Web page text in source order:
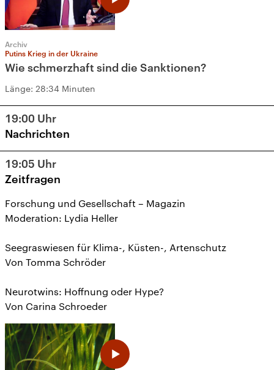
Archiv
Putins Krieg in der Ukraine
Wie schmerzhaft sind die Sanktionen?
Länge: 28:34 Minuten
19:00 Uhr
Nachrichten
19:05 Uhr
Zeitfragen
Forschung und Gesellschaft – Magazin
Moderation: Lydia Heller
Seegraswiesen für Klima-, Küsten-, Artenschutz
Von Tomma Schröder
Neurotwins: Hoffnung oder Hype?
Von Carina Schroeder